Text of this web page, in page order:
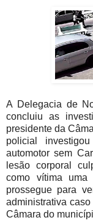
A Delegacia de
concluiu as
presidente da
policial
automotor sem
lesão corporal
como vítima
prossegue para
administrativa
Câmara do